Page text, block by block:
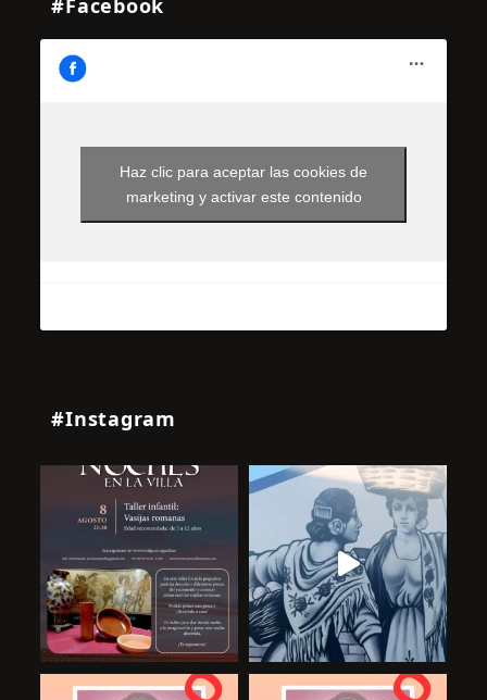
#Facebook
Haz clic para aceptar las cookies de
marketing y activar este contenido
#Instagram